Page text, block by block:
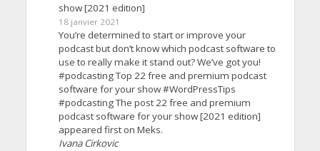
show [2021 edition]
18 janvier 2021
You’re determined to start or improve your
podcast but don’t know which podcast software to
use to really make it stand out? We’ve got you!
#podcasting Top 22 free and premium podcast
software for your show #WordPressTips
#podcasting The post 22 free and premium
podcast software for your show [2021 edition]
appeared first on Meks.
Ivana Cirkovic